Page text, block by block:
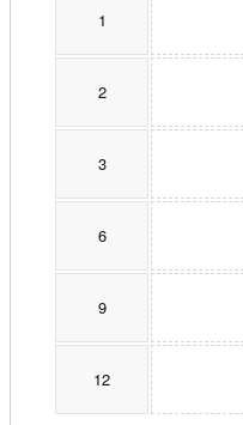
1
2
3
6
9
12